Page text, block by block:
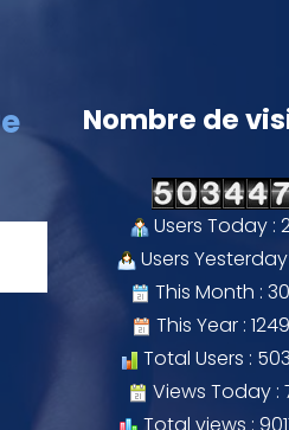
Nombre de
Users Today :
Users Yesterday
This Month :
This Year :
Total Users :
Views Today :
Total views :